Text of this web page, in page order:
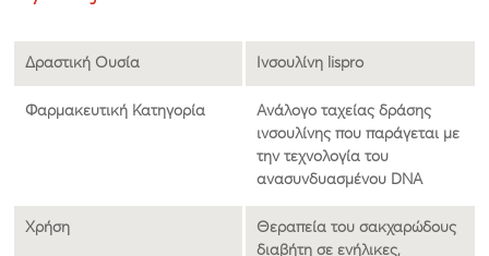
Δραστική Ουσία Ινσουλίνη lispro
Φαρμακευτική Κατηγορία
Ανάλογο ταχείας δράσης
ινσουλίνης που παράγεται με
την τεχνολογία του
ανασυνδυασμένου DNA
Χρήση
Θεραπεία του σακχαρώδους
διαβήτη σε ενήλικες,